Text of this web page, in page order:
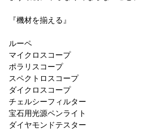
『機材を揃える』
ルーペ
マイクロスコープ
ポラリスコープ
スペクトロスコープ
ダイクロスコープ
チェルシーフィルター
宝石用光源ペンライト
ダイヤモンドテスター